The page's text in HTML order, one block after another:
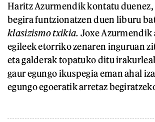
Haritz Azurmendik kontatu
begira funtzionatzen duen liburu
klasizismo txikia. Joxe Azurmendik
egileek etorriko zenaren inguruan
eta galderak topatuko ditu
gaur egungo ikuspegia eman ahal
egungo egoeratik arretaz